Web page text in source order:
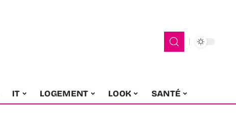
IT LOGEMENT LOOK SANTÉ